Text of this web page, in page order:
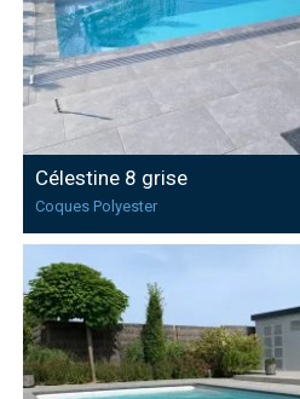
Célestine 8 grise
Coques Polyester